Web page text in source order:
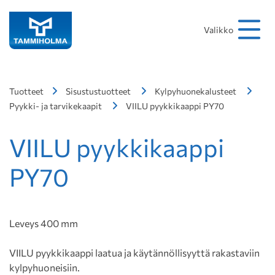
Valikko
Tuotteet Sisustustuotteet
Kylpyhuonekalusteet
Pyykki- ja tarvikekaapit
VIILU pyykkikaappi PY70
VIILU pyykkikaappi
PY70
Leveys 400 mm
VIILU pyykkikaappi laatua ja käytännöllisyyttä rakastaviin
kylpyhuoneisiin.